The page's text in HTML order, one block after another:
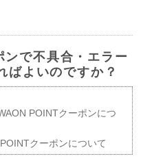
で不具合・エラー
ばよいのですか？
POINTクーポンにつ
クーポンについて